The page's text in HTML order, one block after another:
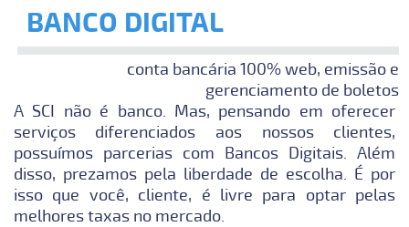
BANCO DIGITAL
conta bancária 100% web, emissão e
gerenciamento de boletos
A SCI não é banco. Mas, pensando em oferecer
serviços diferenciados aos nossos clientes,
possuímos parcerias com Bancos Digitais. Além
disso, prezamos pela liberdade de escolha. É por
isso que você, cliente, é livre para optar pelas
melhores taxas no mercado.